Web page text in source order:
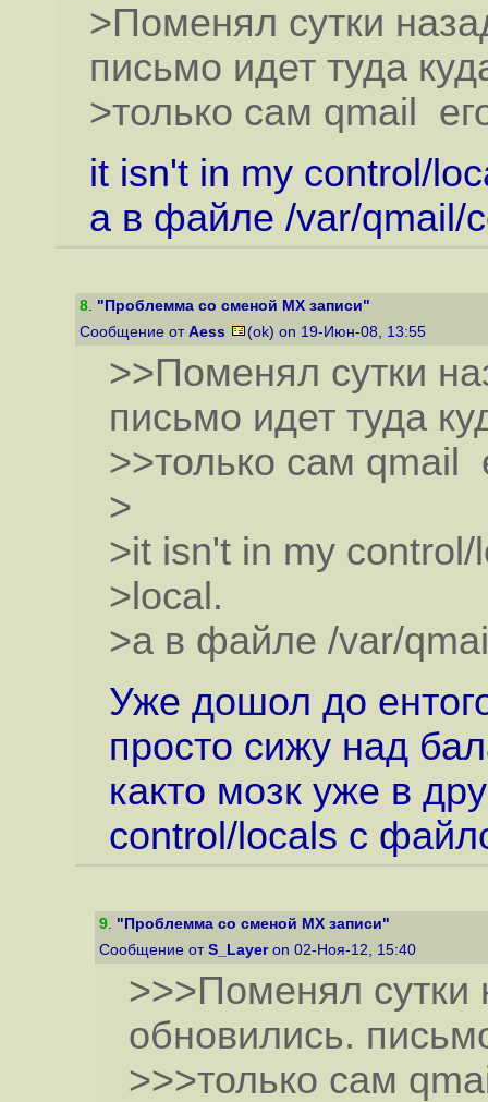
>Поменял сутки
письмо идет туда
>только сам qmail
it isn't in my control/
а в файле /var/qmail/
8. "Проблемма со сменой MX записи"
Сообщение от Aess (ok) on 19-Июн-08, 13:55
>>Поменял сутки
письмо идет туда
>>только сам qmail
>
>it isn't in my
>local.
>а в файле /var/
Уже дошол до
просто сижу над
както мозк уже в
control/locals с
9. "Проблемма со сменой MX записи"
Сообщение от S_Layeron 02-Ноя-12, 15:40
>>>Поменял
обновились.
>>>только сам